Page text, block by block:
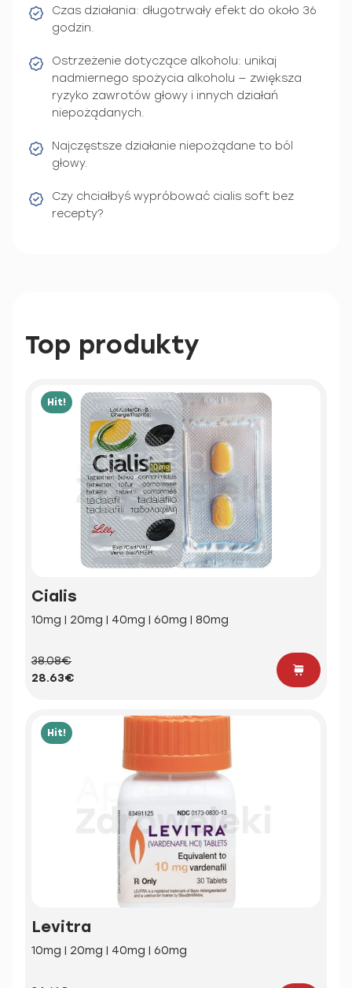
Czas działania: długotrwały efekt do około 36
godzin.
Ostrzeżenie dotyczące alkoholu: unikaj
nadmiernego spożycia alkoholu — zwiększa
ryzyko zawrotów głowy i innych działań
niepożądanych.
Najczęstsze działanie niepożądane to ból
głowy.
Czy chciałbyś wypróbować cialis soft bez
recepty?
Top produkty
Hit!
Cialis
10mg | 20mg | 40mg | 60mg | 80mg
38.08€
28.63€
Hit!
Levitra
10mg | 20mg | 40mg | 60mg